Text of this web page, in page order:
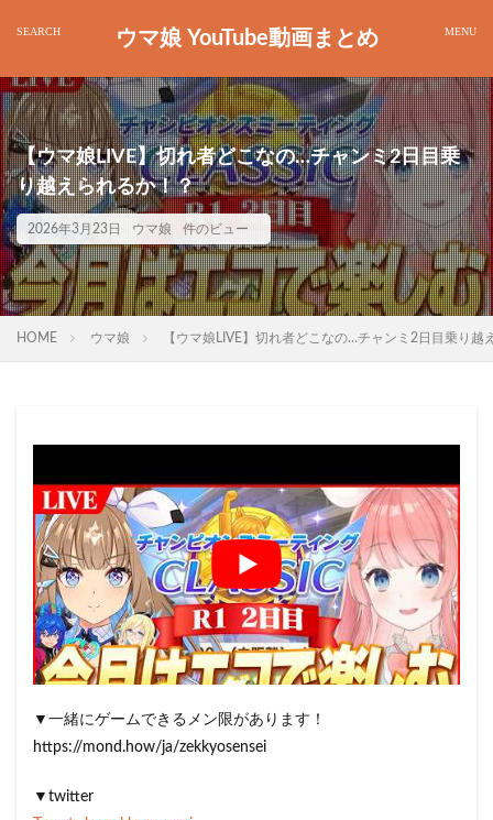
ウマ娘 YouTube動画まとめ
【ウマ娘LIVE】切れ者どこなの…チャンミ2日目乗
り越えられるか！？
2026年3月23日 ウマ娘 件のビュー
HOME ウマ娘 【ウマ娘LIVE】切れ者どこなの…チャンミ2日目乗り越
▼一緒にゲームできるメン限があります！
https://mond.how/ja/zekkyosensei
▼twitter